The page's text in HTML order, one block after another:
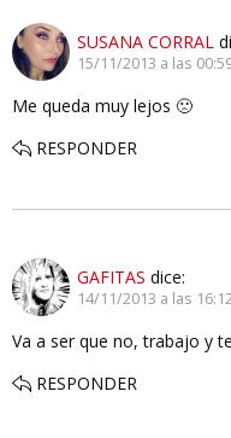
SUSANA CORRAL
15/11/2013 a las
Me queda muy lejos 🙁
RESPONDER
GAFITAS dice:
14/11/2013 a las
Va a ser que no, trabajo y
RESPONDER